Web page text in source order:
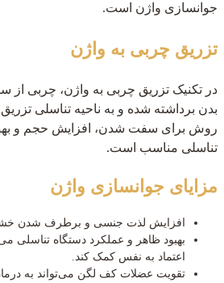
جوانسازی واژن است.
تزریق چربی به واژن
در تکنیک تزریق چربی به واژن، چربی از
بدن برداشته شده و به ناحیه تناسلی
روش برای سفت شدن، افزایش حجم و
تناسلی مناسب است.
مزایای جوانسازی واژن
افزایش لذت جنسی و برطرف شدن
بهبود ظاهر و عملکرد دستگاه تناسلی
اعتماد به نفس کمک کند.
تقویت عضلات کف لگن می‌تواند به درمان